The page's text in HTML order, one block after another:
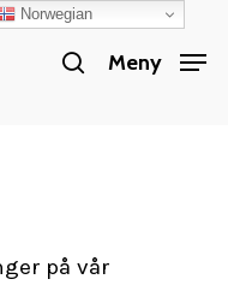
search
Meny
på vår
Close
Norwegian